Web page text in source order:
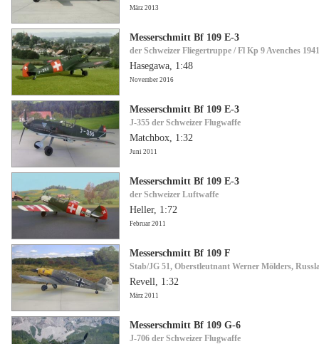
März 2013
Messerschmitt Bf 109 E-3
der Schweizer Fliegertruppe / Fl Kp 9 Avenches 1941
Hasegawa, 1:48
November 2016
Messerschmitt Bf 109 E-3
J-355 der Schweizer Flugwaffe
Matchbox, 1:32
Juni 2011
Messerschmitt Bf 109 E-3
der Schweizer Luftwaffe
Heller, 1:72
Februar 2011
Messerschmitt Bf 109 F
Stab/JG 51, Oberstleutnant Werner Mölders,
Revell, 1:32
März 2011
Messerschmitt Bf 109 G-6
J-706 der Schweizer Flugwaffe